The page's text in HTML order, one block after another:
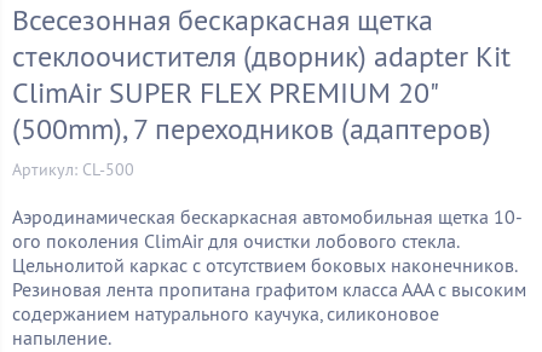
Всесезонная бескаркасная щетка
стеклоочистителя (дворник) adapter Kit
ClimAir SUPER FLEX PREMIUM 20"
(500mm), 7 переходников (адаптеров)
Артикул: CL-500
Аэродинамическая бескаркасная автомобильная щетка 10-
ого поколения ClimAir для очистки лобового стекла.
Цельнолитой каркас с отсутствием боковых наконечников.
Резиновая лента пропитана графитом класса ААА с высоким
содержанием натурального каучука, силиконовое
напыление.